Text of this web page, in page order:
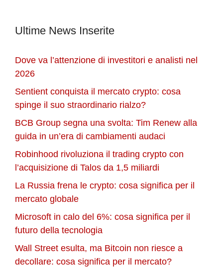
Ultime News Inserite
Dove va l’attenzione di investitori e analisti nel
2026
Sentient conquista il mercato crypto: cosa
spinge il suo straordinario rialzo?
BCB Group segna una svolta: Tim Renew alla
guida in un’era di cambiamenti audaci
Robinhood rivoluziona il trading crypto con
l’acquisizione di Talos da 1,5 miliardi
La Russia frena le crypto: cosa significa per il
mercato globale
Microsoft in calo del 6%: cosa significa per il
futuro della tecnologia
Wall Street esulta, ma Bitcoin non riesce a
decollare: cosa significa per il mercato?